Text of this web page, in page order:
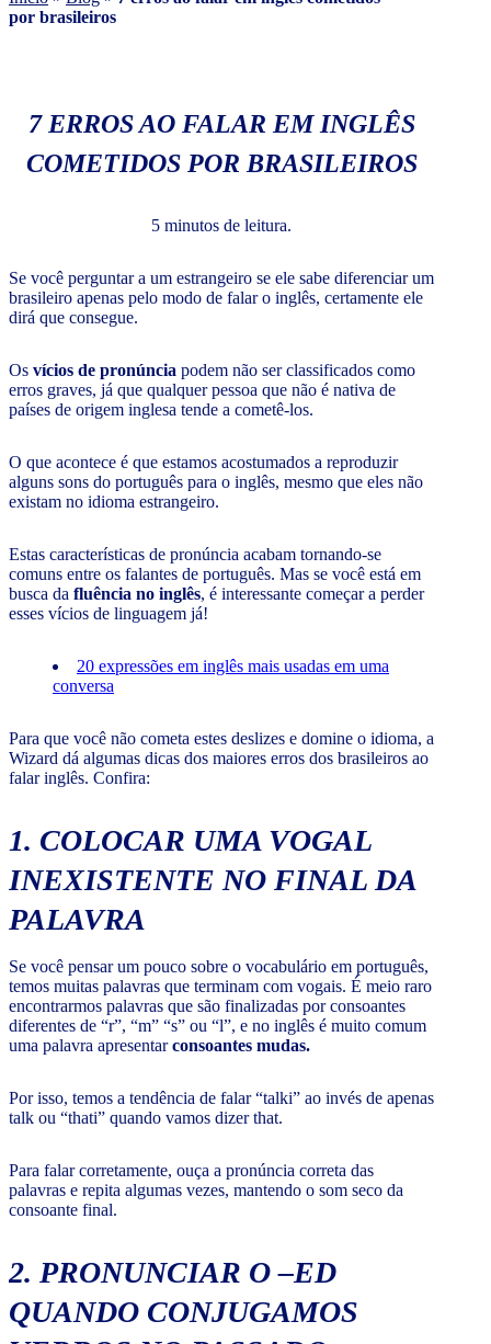
por brasileiros
7 ERROS AO FALAR EM INGLÊS
COMETIDOS POR BRASILEIROS
5 minutos de leitura.
Se você perguntar a um estrangeiro se ele sabe diferenciar um
brasileiro apenas pelo modo de falar o inglês, certamente ele
dirá que consegue.
Os vícios de pronúncia podem não ser classificados como
erros graves, já que qualquer pessoa que não é nativa de
países de origem inglesa tende a cometê-los.
O que acontece é que estamos acostumados a reproduzir
alguns sons do português para o inglês, mesmo que eles não
existam no idioma estrangeiro.
Estas características de pronúncia acabam tornando-se
comuns entre os falantes de português. Mas se você está em
busca da fluência no inglês, é interessante começar a perder
esses vícios de linguagem já!
20 expressões em inglês mais usadas em uma
conversa
Para que você não cometa estes deslizes e domine o idioma, a
Wizard dá algumas dicas dos maiores erros dos brasileiros ao
falar inglês. Confira:
1. COLOCAR UMA VOGAL
INEXISTENTE NO FINAL DA
PALAVRA
Se você pensar um pouco sobre o vocabulário em português,
temos muitas palavras que terminam com vogais. É meio raro
encontrarmos palavras que são finalizadas por consoantes
diferentes de “r”, “m” “s” ou “l”, e no inglês é muito comum
uma palavra apresentarconsoantes mudas.
Por isso, temos a tendência de falar “talki” ao invés de apenas
talk ou “thati” quando vamos dizer that.
Para falar corretamente, ouça a pronúncia correta das
palavras e repita algumas vezes, mantendo o som seco da
consoante final.
2. PRONUNCIAR O –ED
QUANDO CONJUGAMOS